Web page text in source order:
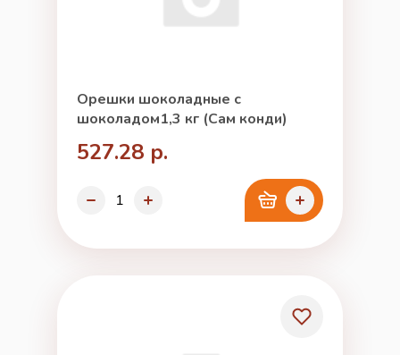
Орешки шоколадные с
шоколадом1,3 кг (Сам конди)
527.28 р.